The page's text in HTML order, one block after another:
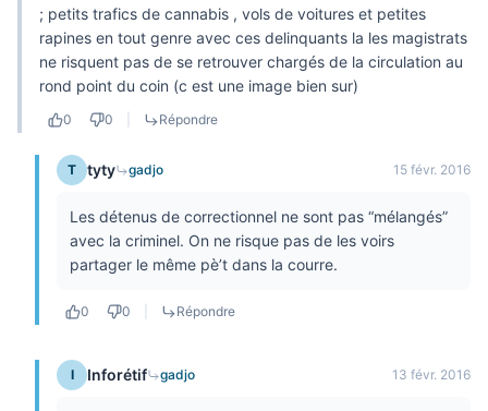
; petits trafics de cannabis , vols de voitures et petites
rapines en tout genre avec ces delinquants la les magistrats
ne risquent pas de se retrouver chargés de la circulation au
rond point du coin (c est une image bien sur)
0 0 Répondre
T tyty gadjo 15 févr. 2016
Les détenus de correctionnel ne sont pas “mélangés”
avec la criminel. On ne risque pas de les voirs
partager le même pè’t dans la courre.
0 0 Répondre
I Inforétif gadjo 13 févr. 2016